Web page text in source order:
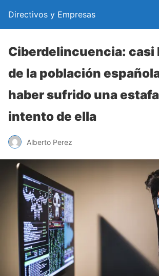
Directivos y Empresas
Ciberdelincuencia: casi
de la población
haber sufrido una
intento de ella
Alberto Perez